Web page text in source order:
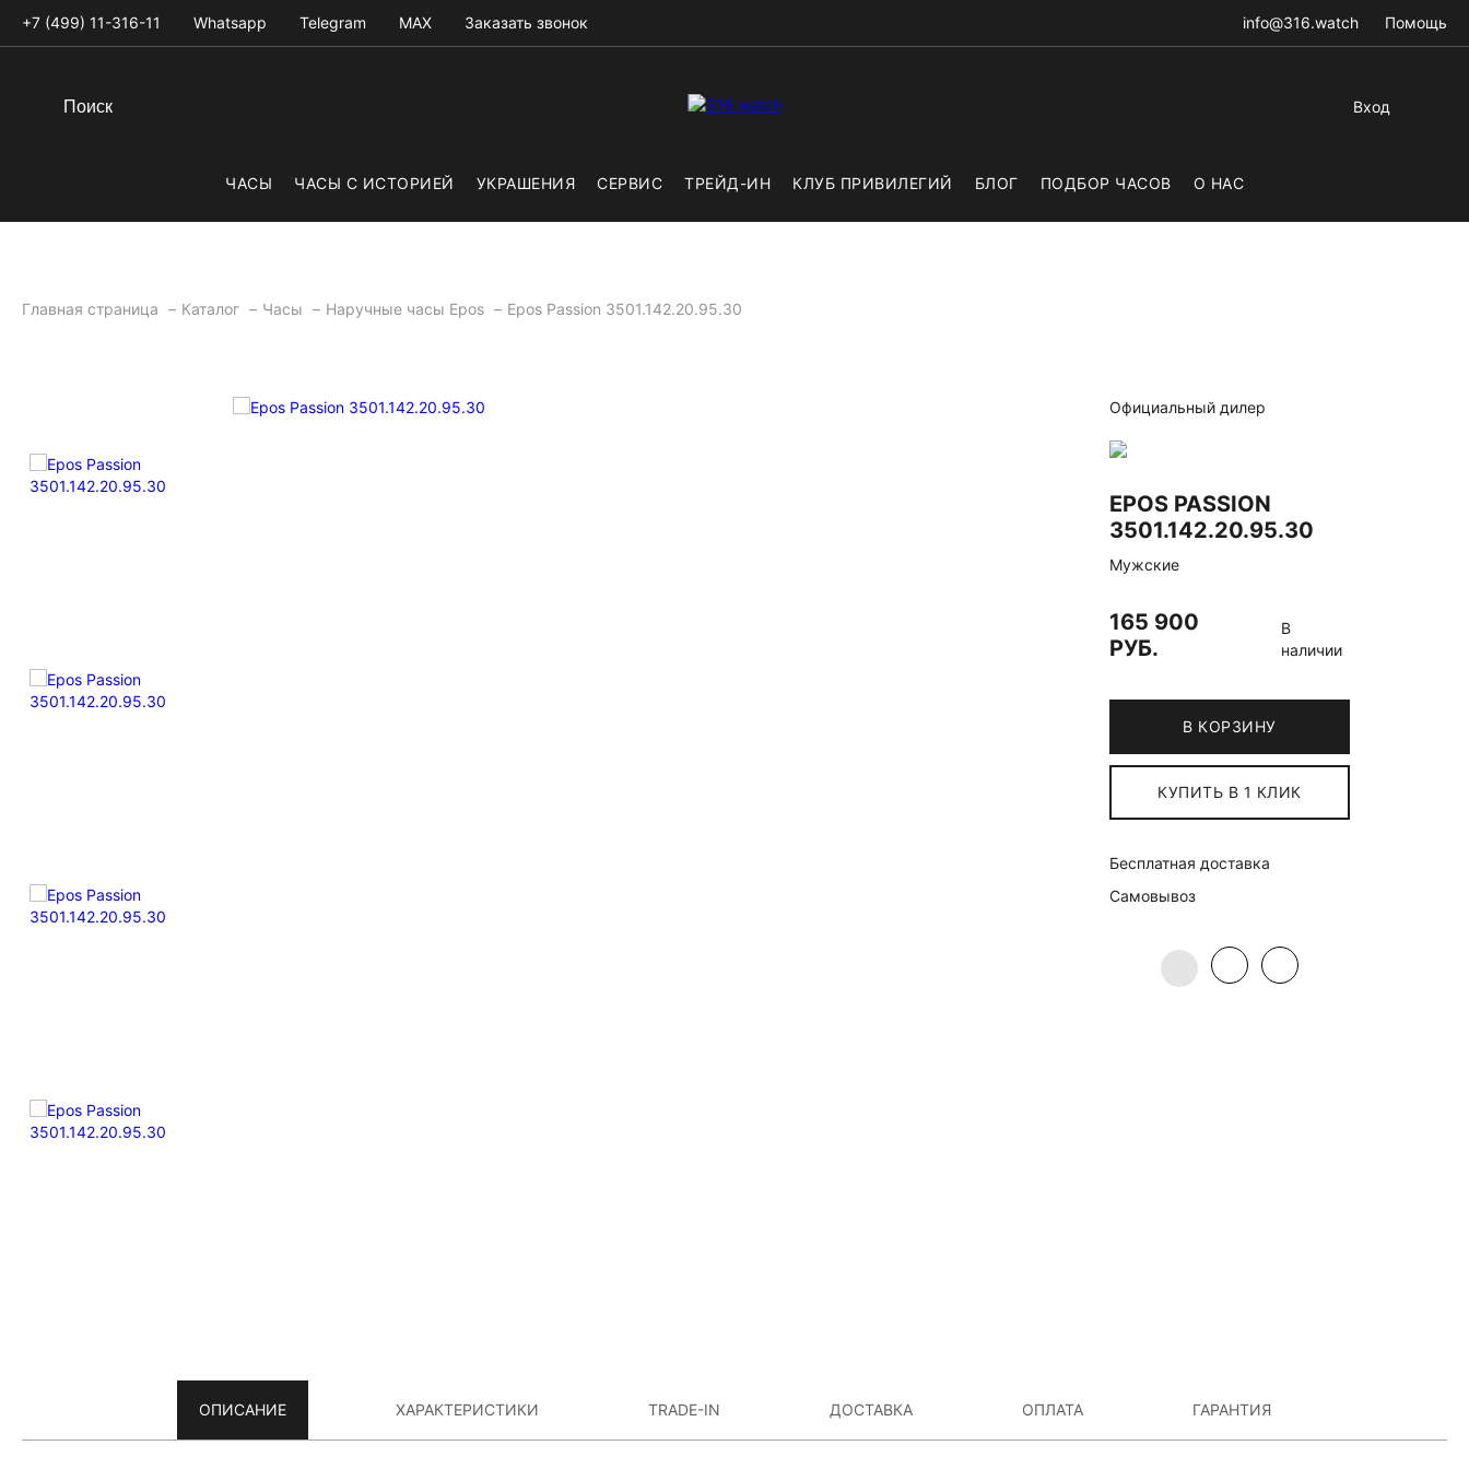
+7 (499) 11-316-11 Whatsapp Telegram MAX Заказать звонок info@316.watch Помощь
Вход
ЧАСЫ ЧАСЫ С ИСТОРИЕЙ УКРАШЕНИЯ СЕРВИС ТРЕЙД-ИН КЛУБ ПРИВИЛЕГИЙ БЛОГ ПОДБОР ЧАСОВ О НАС
Главная страница Каталог Часы Наручные часы Epos Epos Passion 3501.142.20.95.30
Официальный дилер
EPOS PASSION
3501.142.20.95.30
Мужские
165 900
РУБ.
В
наличии
В КОРЗИНУ
КУПИТЬ В 1 КЛИК
Бесплатная доставка
Самовывоз
ОПИСАНИЕ ХАРАКТЕРИСТИКИ TRADE-IN ДОСТАВКА ОПЛАТА ГАРАНТИЯ